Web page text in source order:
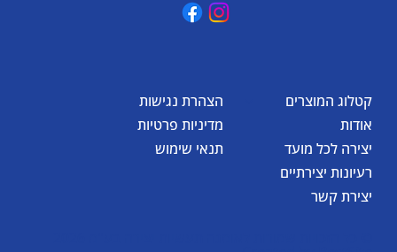
הצהרת נגישות
מדיניות פרטיות
תנאי שימוש
קטלוג המוצרים
אודות
יצירה לכל מועד
רעיונות יצירתיים
יצירת קשר